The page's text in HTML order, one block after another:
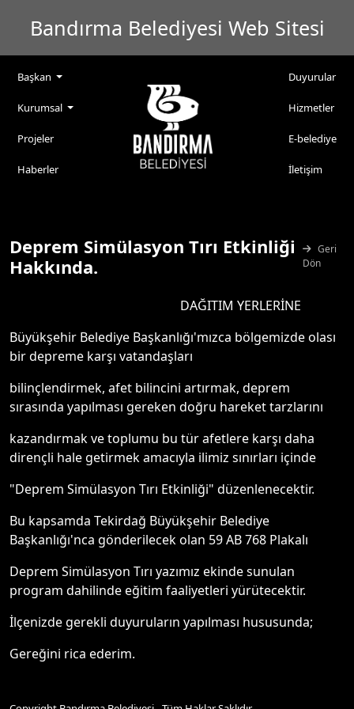
Bandırma Belediyesi Web Sitesi
Başkan
Kurumsal
Projeler
Haberler
Duyurular
Hizmetler
E-belediye
İletişim
Deprem Simülasyon Tırı Etkinliği
Hakkında.
Geri
Dön
DAĞITIM YERLERİNE
Büyükşehir Belediye Başkanlığı'mızca bölgemizde olası
bir depreme karşı vatandaşları
bilinçlendirmek, afet bilincini artırmak, deprem
sırasında yapılması gereken doğru hareket tarzlarını
kazandırmak ve toplumu bu tür afetlere karşı daha
dirençli hale getirmek amacıyla ilimiz sınırları içinde
"Deprem Simülasyon Tırı Etkinliği" düzenlenecektir.
Bu kapsamda Tekirdağ Büyükşehir Belediye
Başkanlığı'nca gönderilecek olan 59 AB 768 Plakalı
Deprem Simülasyon Tırı yazımız ekinde sunulan
program dahilinde eğitim faaliyetleri yürütecektir.
İlçenizde gerekli duyuruların yapılması hususunda;
Gereğini rica ederim.